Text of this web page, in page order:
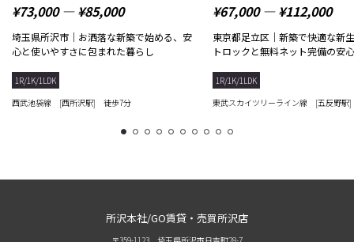
¥73,000 ― ¥85,000
埼玉県所沢市｜お洒落な新築で始める、安
心と使いやすさに包まれた暮らし
1R/1K/1LDK
西武池袋線 [西所沢駅] 徒歩7分
¥67,000 ― ¥112,000
東京都足立区｜新築で快適な新
トロックと無料ネット完備の安
1R/1K/1LDK
東武スカイツリーライン線 [五反野
1 2 3 4 5 6 7 8 9 10
所沢本社/GO賃貸・売買所沢店